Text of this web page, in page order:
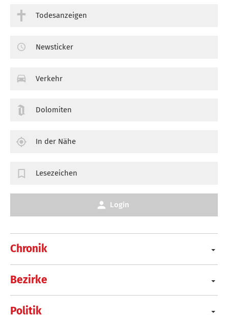
Chronik
Bezirke
Politik
Todesanzeigen
Newsticker
Verkehr
Dolomiten
In der Nähe
Lesezeichen
Login